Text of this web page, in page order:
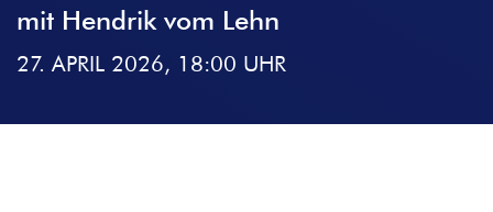
mit Hendrik vom Lehn
27. APRIL 2026, 18:00 UHR